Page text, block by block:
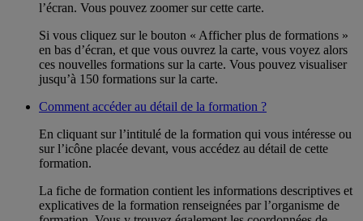
l’écran. Vous pouvez zoomer sur cette carte.
Si vous cliquez sur le bouton « Afficher plus de formations »
en bas d’écran, et que vous ouvrez la carte, vous voyez alors
ces nouvelles formations sur la carte. Vous pouvez visualiser
jusqu’à 150 formations sur la carte.
Comment accéder au détail de la formation ?
En cliquant sur l’intitulé de la formation qui vous intéresse ou
sur l’icône placée devant, vous accédez au détail de cette
formation.
La fiche de formation contient les informations descriptives et
explicatives de la formation renseignées par l’organisme de